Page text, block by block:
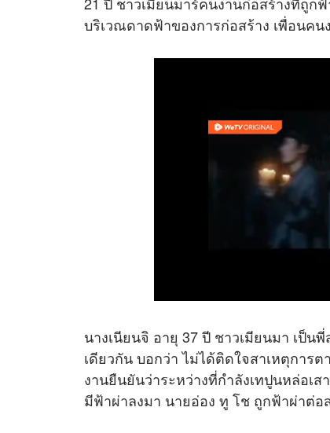
บริเวณดาดฟ้าของการก่อสร้าง เพื่อนค
นางเนียนจิ อายุ 37 ปี ชาวเมียนมา เป็น
เดียวกัน บอกว่า ไม่ได้ติดใจสาเหตุการ
งานยืนยันว่าระหว่างที่กำลังเทปูนหล่อ
มีฟ้าผ่าลงมา นายอ่อง ทู โช ถูกฟ้าผ่าต่อ